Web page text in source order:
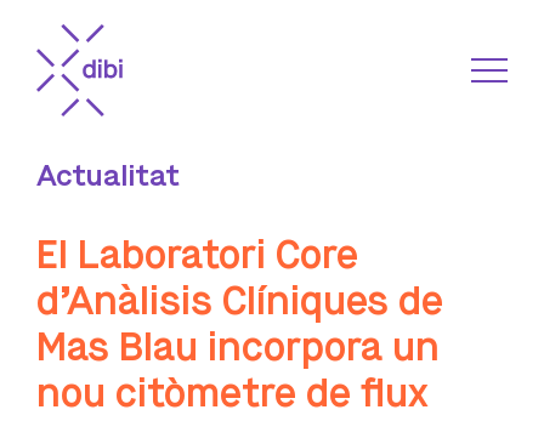
Actualitat
El Laboratori Core
d’Anàlisis Clíniques de
Mas Blau incorpora un
nou citòmetre de flux